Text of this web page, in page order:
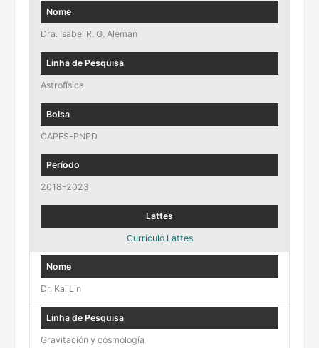
Dra. Isabel R. G. Aleman
Astrofísica
CAPES-PNPD
2018-2023
Currículo Lattes
Dr. Kai Lin
Gravitación y cosmología